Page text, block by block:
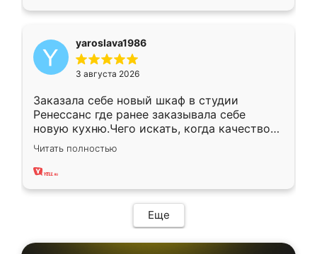
yaroslava1986
3 августа 2026
Заказала себе новый шкаф в студии
Ренессанс где ранее заказывала себе
новую кухню.Чего искать, когда качеством
вполне довольна. Служит кухня уже почти
два года, нареканий нет.
Читать полностью
Еще